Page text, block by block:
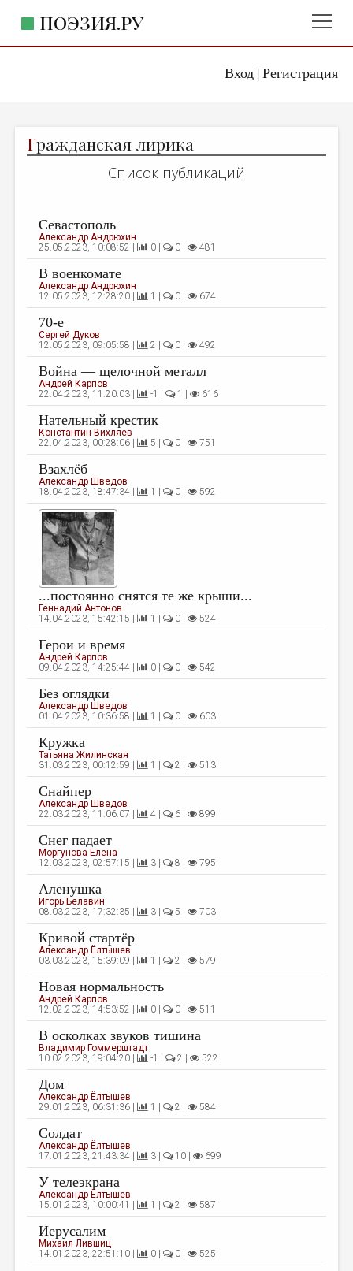
Вход| Регистрация
ПОЭЗИЯ.РУ
ЖАНРЫ
ЛИТСАЛОН
НОВОСТИ
ПРАВИЛА САЙТА
ОТДЕЛЫ И РУБРИКИ
ИЗБРАННОЕ
ДАЙДЖЕСТ
ПРОИЗВЕДЕНИЯ
ПЕРЕВОДЫ
КОНКУРСЫ
ДЕТСКАЯ КОМНАТА
КНИЖНАЯ ПОЛКА
ОБЗОР ЛИТЕРАТУРЫ
СТРАНИЦЫ ПАМЯТИ
ОБЪЯВЛЕНИЯ
КОЛОНКА РЕДАКТОРА
РЕДКОЛЛЕГИЯ
ОТ РЕДАКЦИИ
МАЛАЯ ПРОЗА
ЭССЕИСТИКА
ЛИТЕРАТУРОВЕДЕНИЕ
КУЛЬТУРОВЕДЕНИЕ
ПУБЛИЦИСТИКА
РЕЦЕНЗИРОВАНИЕ
ЦИКЛЫ ПУБЛИКАЦИЙ
ТРЕДИАКОВСКИЙ
МЕДИА
ВКОНТАКТЕ
Гражданская лирика
Список публикаций
Севастополь
Александр Андрюхин
25.05.2023, 10:08:52 |
0 | 0 | 481
В военкомате
Александр Андрюхин
12.05.2023, 12:28:20 |
1 | 0 | 674
70-е
Сергей Дуков
12.05.2023, 09:05:58 |
2 | 0 | 492
Война — щелочной металл
Андрей Карпов
22.04.2023, 11:20:03 |
-1 | 1 | 616
Нательный крестик
Константин Вихляев
22.04.2023, 00:28:06 |
5 | 0 | 751
Взахлёб
Александр Шведов
18.04.2023, 18:47:34 |
1 | 0 | 592
...постоянно снятся те же крыши...
Геннадий Антонов
14.04.2023, 15:42:15 |
1 | 0 | 524
Герои и время
Андрей Карпов
09.04.2023, 14:25:44 |
0 | 0 | 542
Без оглядки
Александр Шведов
01.04.2023, 10:36:58 |
1 | 0 | 603
Кружка
Татьяна Жилинская
31.03.2023, 00:12:59 |
1 | 2 | 513
Снайпер
Александр Шведов
22.03.2023, 11:06:07 |
4 | 6 | 899
Снег падает
Моргунова Елена
12.03.2023, 02:57:15 |
3 | 8 | 795
Аленушка
Игорь Белавин
08.03.2023, 17:32:35 |
3 | 5 | 703
Кривой стартёр
Александр Ёлтышев
03.03.2023, 15:39:09 |
1 | 2 | 579
Новая нормальность
Андрей Карпов
12.02.2023, 14:53:52 |
0 | 0 | 511
В осколках звуков тишина
Владимир Гоммерштадт
10.02.2023, 19:04:20 |
-1 | 2 | 522
Дом
Александр Ёлтышев
29.01.2023, 06:31:36 |
1 | 2 | 584
Солдат
Александр Ёлтышев
17.01.2023, 21:43:34 |
3 | 10 | 699
У телеэкрана
Александр Ёлтышев
15.01.2023, 10:00:41 |
1 | 2 | 587
Иерусалим
Михаил Лившиц
14.01.2023, 22:51:10 |
0 | 0 | 525